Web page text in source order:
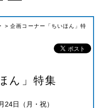
>企画コーナー「ちいほん」特
ん」特集
日（月・祝）